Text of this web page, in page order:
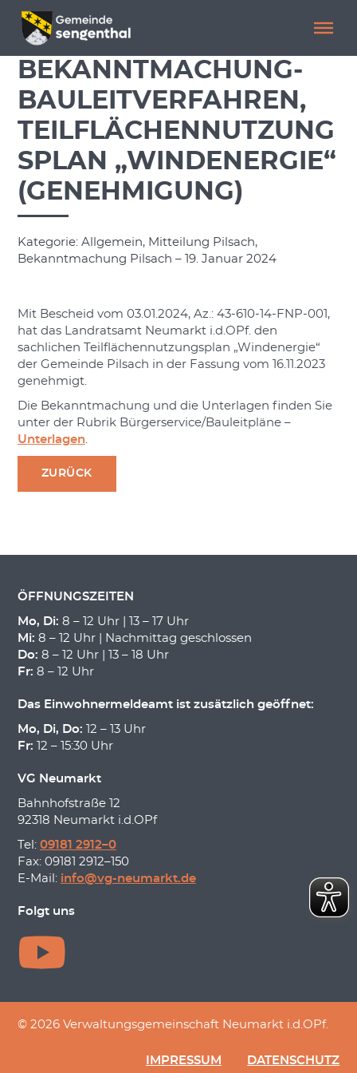
Menü überspringen
Menü überspringen
BEKANNTMACHUNG-
BAULEITVERFAHREN,
TEILFLÄCHENNUTZUNG
SPLAN „WINDENERGIE“
(GENEHMIGUNG)
Kategorie: Allgemein, Mitteilung Pilsach,
Bekanntmachung Pilsach – 19. Januar 2024
Mit Bescheid vom 03.01.2024, Az.: 43-610-14-FNP-001,
hat das Landratsamt Neumarkt i.d.OPf. den
sachlichen Teilflächennutzungsplan „Windenergie“
der Gemeinde Pilsach in der Fassung vom 16.11.2023
genehmigt.
Die Bekanntmachung und die Unterlagen finden Sie
unter der Rubrik Bürgerservice/Bauleitpläne –
Unterlagen.
ZURÜCK
ÖFFNUNGSZEITEN
Mo, Di: 8 – 12 Uhr | 13 – 17 Uhr
Mi: 8 – 12 Uhr | Nachmittag geschlossen
Do: 8 – 12 Uhr | 13 – 18 Uhr
Fr: 8 – 12 Uhr
Das Einwohnermeldeamt ist zusätzlich geöffnet:
Mo, Di, Do: 12 – 13 Uhr
Fr: 12 – 15:30 Uhr
VG Neumarkt
Bahnhofstraße 12
92318 Neumarkt i.d.OPf
Tel: 09181 2912–0
Fax: 09181 2912–150
E-Mail: info@vg-neumarkt.de
Folgt uns
© 2026 Verwaltungsgemeinschaft Neumarkt i.d.OPf.
IMPRESSUM DATENSCHUTZ